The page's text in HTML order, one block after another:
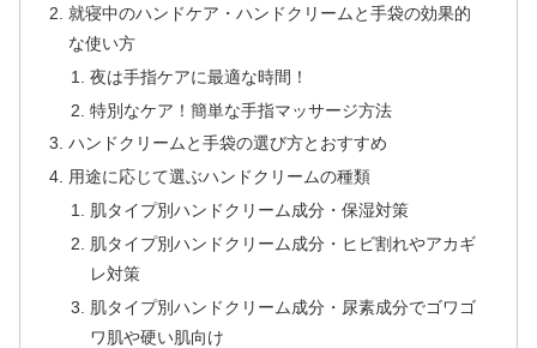
就寝中のハンドケア・ハンドクリームと手袋の効果的
な使い方
夜は手指ケアに最適な時間！
特別なケア！簡単な手指マッサージ方法
ハンドクリームと手袋の選び方とおすすめ
用途に応じて選ぶハンドクリームの種類
肌タイプ別ハンドクリーム成分・保湿対策
肌タイプ別ハンドクリーム成分・ヒビ割れやアカギ
レ対策
肌タイプ別ハンドクリーム成分・尿素成分でゴワゴ
ワ肌や硬い肌向け